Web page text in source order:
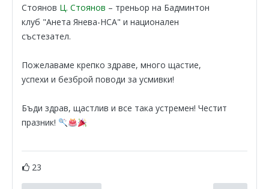
Стоянов Ц. Стоянов – треньор на Бадминтон
клуб "Анета Янева-НСА" и национален
състезател.
Пожелаваме крепко здраве, много щастие,
успехи и безброй поводи за усмивки!
Бъди здрав, щастлив и все така устремен! Честит
празник!
23